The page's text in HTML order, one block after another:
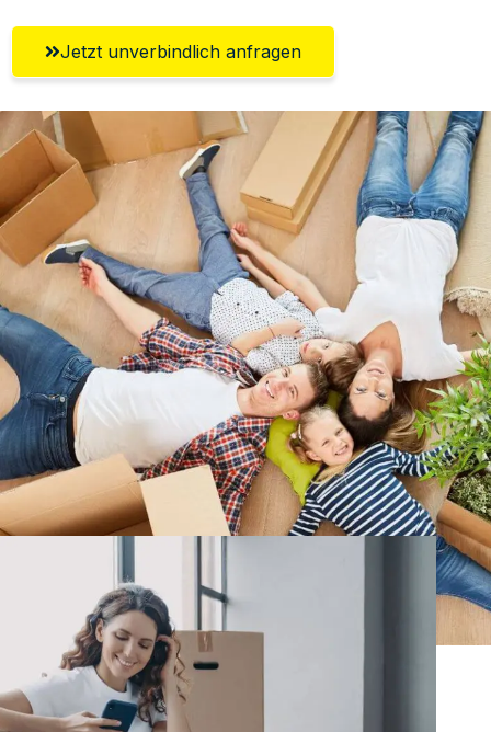
Jetzt unverbindlich anfragen